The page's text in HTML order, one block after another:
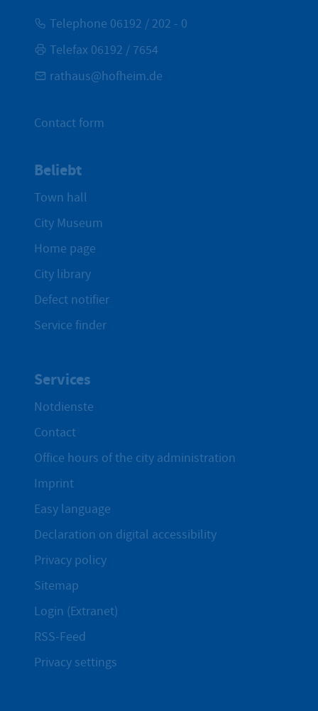
Telephone 06192 / 202 - 0
Telefax 06192 / 7654
rathaus@hofheim.de
Contact form
Beliebt
Town hall
City Museum
Home page
City library
Defect notifier
Service finder
Services
Notdienste
Contact
Office hours of the city administration
Imprint
Easy language
Declaration on digital accessibility
Privacy policy
Sitemap
Login (Extranet)
RSS-Feed
Privacy settings